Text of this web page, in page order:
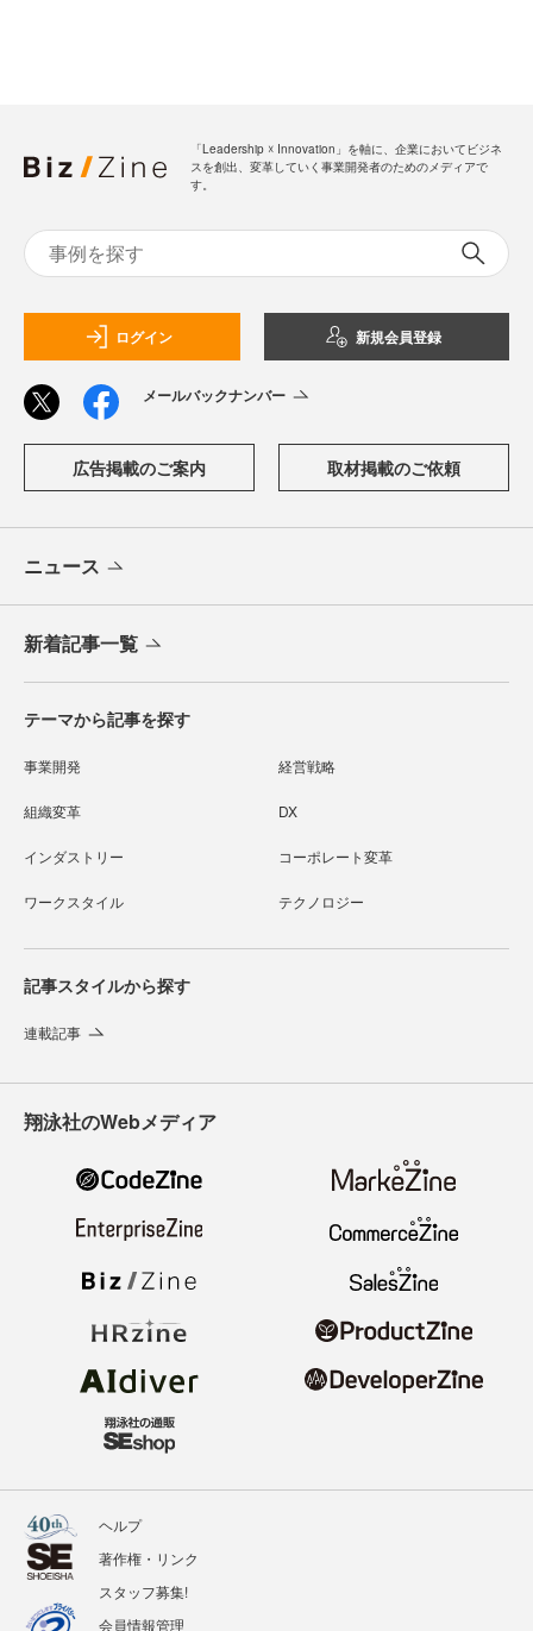
「Leadership ☓ Innovation」を軸に、企業においてビジネ
スを創出、変革していく事業開発者のためのメディアで
す。
ログイン 新規会員登録
メールバックナンバー
広告掲載のご案内 取材掲載のご依頼
ニュース
新着記事一覧
テーマから記事を探す
事業開発 経営戦略
組織変革 DX
インダストリー コーポレート変革
ワークスタイル テクノロジー
記事スタイルから探す
連載記事
翔泳社のWebメディア
ヘルプ
著作権・リンク
スタッフ募集!
会員情報管理